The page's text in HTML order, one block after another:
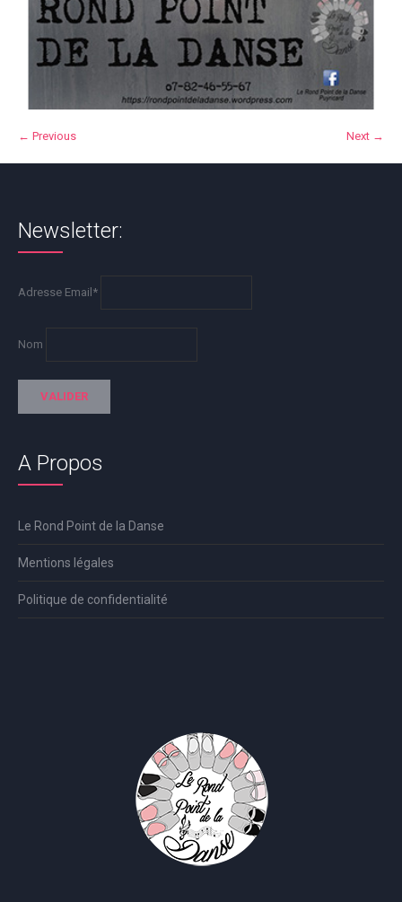
← Previous Next →
Newsletter:
Adresse Email*
Nom
A Propos
Le Rond Point de la Danse
Mentions légales
Politique de confidentialité